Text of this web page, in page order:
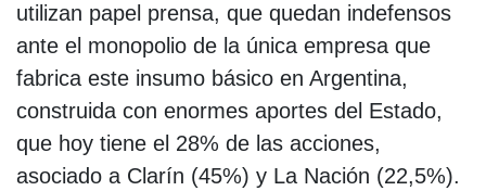
utilizan papel prensa, que quedan indefensos
ante el monopolio de la única empresa que
fabrica este insumo básico en Argentina,
construida con enormes aportes del Estado,
que hoy tiene el 28% de las acciones,
asociado a Clarín (45%) y La Nación (22,5%).